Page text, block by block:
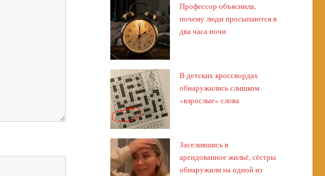
Профессор объяснила,
почему люди просыпаются в
два часа ночи
В детских кроссвордах
обнаружились слишком
«взрослые» слова
Заселившись в
арендованное жильё, сёстры
обнаружили на одной из